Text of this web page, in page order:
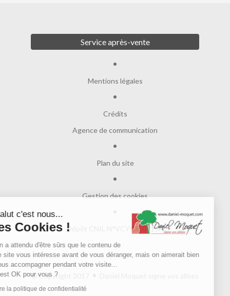
Service après-vente
Mentions légales
Crédits
Agence de communication
Plan du site
Gestion des cookies
Dépôt CNIL N°VCY0350815H
© Copyright 2017
Salut c'est nous...
les Cookies !
On a attendu d'être sûrs que le contenu de
ce site vous intéresse avant de vous déranger, mais on aimerait bien
vous accompagner pendant votre visite...
C'est OK pour vous ?
Lire la politique de confidentialité